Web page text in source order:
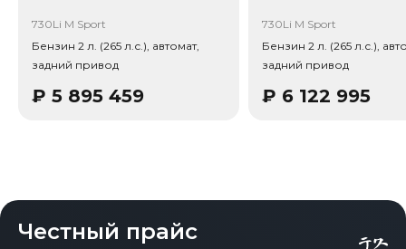
(эко-стандарт Китай VI), заводская гарантия - 3 года или
100 000 км. Привод - Задний привод (RWD).
энергии: Бензин, Трансмиссия: 8-ст. автомат (AT,
730Li M Sport
Бензин 2 л. (265 л.с.), автомат,
задний привод
₽ 5 895 459
730Li M Sport
Бензин 2 л. (265 л.с.),
задний привод
₽ 6 122 995
Честный прайс